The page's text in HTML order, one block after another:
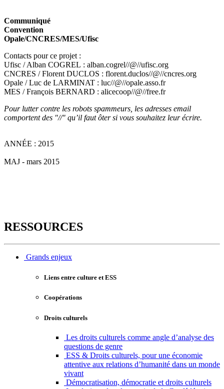
Communiqué
Convention
Opale/CNCRES/MES/Ufisc
Contacts pour ce projet :
Ufisc / Alban COGREL : alban.cogrel//@//ufisc.org
CNCRES / Florent DUCLOS : florent.duclos//@//cncres.org
Opale / Luc de LARMINAT : luc//@//opale.asso.fr
MES / François BERNARD : alicecoop//@//free.fr
Pour lutter contre les robots spammeurs, les adresses email
comportent des "//" qu’il faut ôter si vous souhaitez leur écrire.
ANNÉE : 2015
MAJ - mars 2015
RESSOURCES
Grands enjeux
Liens entre culture et ESS
Coopérations
Droits culturels
Les droits culturels comme angle d’analyse des
questions de genre
ESS & Droits culturels, pour une économie
attentive aux relations d’humanité dans un monde
vivant
Démocratisation, démocratie et droits culturels